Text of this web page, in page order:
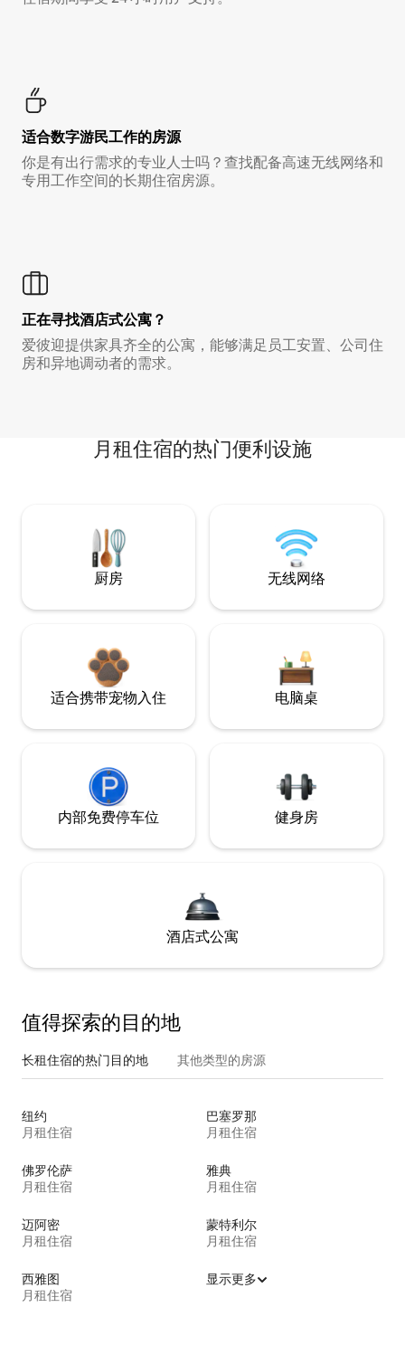
适合数字游民工作的房源
你是有出行需求的专业人士吗？查找配备高速无线网络和
专用工作空间的长期住宿房源。
正在寻找酒店式公寓？
爱彼迎提供家具齐全的公寓，能够满足员工安置、公司住
房和异地调动者的需求。
月租住宿的热门便利设施
厨房 无线网络
适合携带宠物入住 电脑桌
内部免费停车位 健身房
酒店式公寓
值得探索的目的地
长租住宿的热门目的地 其他类型的房源
纽约
月租住宿
巴塞罗那
月租住宿
佛罗伦萨
月租住宿
雅典
月租住宿
迈阿密
月租住宿
蒙特利尔
月租住宿
西雅图
月租住宿
显示更多